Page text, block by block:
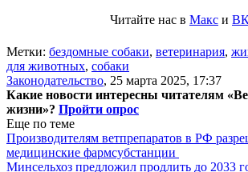
Читайте нас в Макс и
Метки: бездомные собаки, ветеринария,
для животных, собаки
Законодательство, 25 марта 2025, 17:37
Какие новости интересны читателям
жизни»? Пройти опрос
Еще по теме
Производителям ветпрепаратов в РФ
медицинские фармсубстанции
Минсельхоз предложил продлить до 2033